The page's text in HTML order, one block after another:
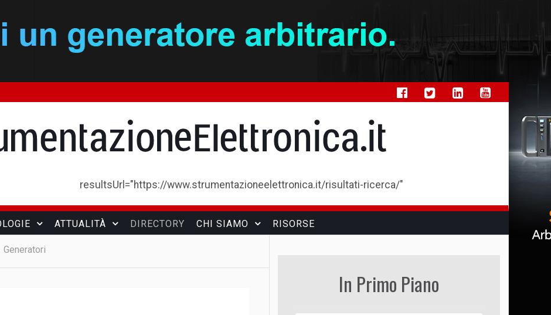
resultsUrl="https://www.strumentazioneelettronica.it/risultati-ricerca/"
ATTUALITÀ DIRECTORY CHI SIAMO RISORSE
Generatori
In Primo Piano